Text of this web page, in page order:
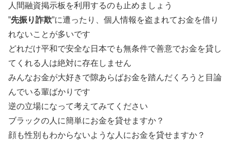
人間融資掲示板を利用するのも止めましょう
”先振り詐欺”に遭ったり、個人情報を盗まれてお金を借り
れないことが多いです
どれだけ平和で安全な日本でも無条件で善意でお金を貸し
てくれる人は絶対に存在しません
みんなお金が大好きで隙あらばお金を踏んだくろうと目論
んでいる輩ばかりです
逆の立場になって考えてみてください
ブラックの人に簡単にお金を貸せますか？
顔も性別もわからないような人にお金を貸せますか？